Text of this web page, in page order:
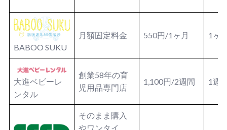
BABOO SUKU
月額固定料金 550円/1ヶ月 1ヶ
大進ベビーレ
ンタル
創業58年の育
児用品専門店
1,100円/2週間 1週
そのまま購入
やワンタイ